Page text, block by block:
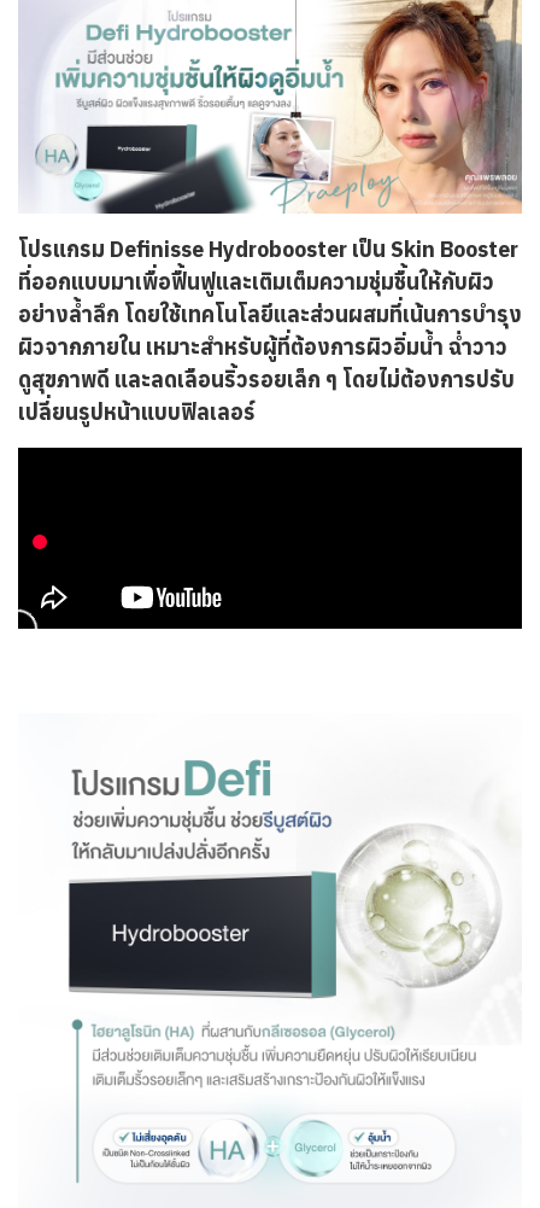
โปรแกรม Definisse Hydrobooster เป็น Skin Booster
ที่ออกแบบมาเพื่อฟื้นฟูและเติมเต็มความชุ่มชื้นให้กับผิว
อย่างล้ำลึก โดยใช้เทคโนโลยีและส่วนผสมที่เน้นการบำรุง
ผิวจากภายใน เหมาะสำหรับผู้ที่ต้องการผิวอิ่มน้ำ ฉ่ำวาว
ดูสุขภาพดี และลดเลือนริ้วรอยเล็ก ๆ โดยไม่ต้องการปรับ
เปลี่ยนรูปหน้าแบบฟิลเลอร์